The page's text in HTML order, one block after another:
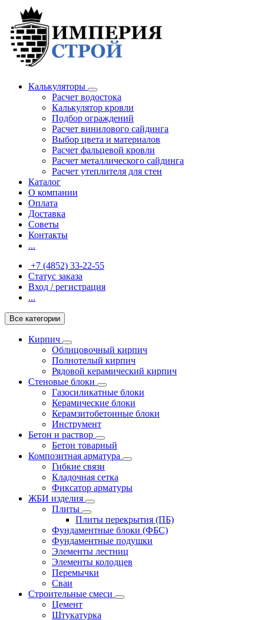
Калькуляторы
Расчет водостока
Калькулятор кровли
Подбор ограждений
Расчет винилового сайдинга
Выбор цвета и материалов
Расчет фальцевой кровли
Расчет металлического сайдинга
Расчет утеплителя для стен
Каталог
О компании
Оплата
Доставка
Советы
Контакты
...
+7 (4852) 33-22-55
Статус заказа
Вход / регистрация
...
Все категории
Кирпич
Облицовочный кирпич
Полнотелый кирпич
Рядовой керамический кирпич
Стеновые блоки
Газосиликатные блоки
Керамические блоки
Керамзитобетонные блоки
Инструмент
Бетон и раствор
Бетон товарный
Композитная арматура
Гибкие связи
Кладочная сетка
Фиксатор арматуры
ЖБИ изделия
Плиты
Плиты перекрытия (ПБ)
Фундаментные блоки (ФБС)
Фундаментные подушки
Элементы лестниц
Элементы колодцев
Перемычки
Сваи
Строительные смеси
Цемент
Штукатурка